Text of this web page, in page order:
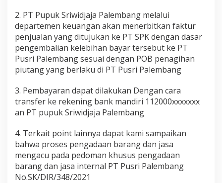
2. PT Pupuk Sriwidjaja Palembang melalui
departemen keuangan akan menerbitkan faktur
penjualan yang ditujukan ke PT SPK dengan dasar
pengembalian kelebihan bayar tersebut ke PT
Pusri Palembang sesuai dengan POB penagihan
piutang yang berlaku di PT Pusri Palembang
3. Pembayaran dapat dilakukan Dengan cara
transfer ke rekening bank mandiri 112000xxxxxxx
an PT pupuk Sriwidjaja Palembang
4. Terkait point lainnya dapat kami sampaikan
bahwa proses pengadaan barang dan jasa
mengacu pada pedoman khusus pengadaan
barang dan jasa internal PT Pusri Palembang
No.SK/DIR/348/2021